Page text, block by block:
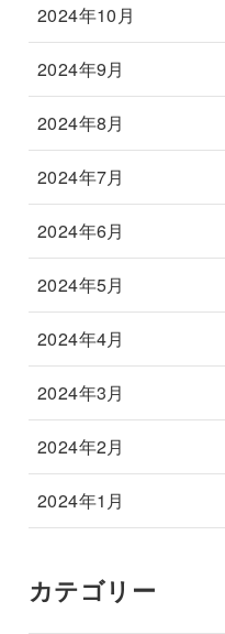
2024年10月
2024年9月
2024年8月
2024年7月
2024年6月
2024年5月
2024年4月
2024年3月
2024年2月
2024年1月
カテゴリー